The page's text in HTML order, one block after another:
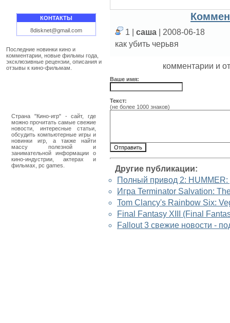
КОНТАКТЫ
8disknet@gmail.com
Последние новинки кино и
комментарии, новые фильмы года,
эксклюзивные рецензии, описания и
отзывы к кино-фильмам.
Страна "Кино-игр" - сайт, где
можно прочитать самые свежие
новости, интересные статьи,
обсудить компьютерные игры и
новинки игр, а также найти
массу полезной и
занимательной информации о
кино-индустрии, актерах и
фильмах, pc games.
1 | саша
| 2008-06-18
как убить черьвя
комментарии и
Ваше имя:
Текст:
(не более 1000 знаков)
Другие публикации:
Полный привод 2:
Игра Terminator Salvation:
Tom Clancy's Rainbow Six:
Final Fantasy XIII (Final
Fallout 3 свежие новости -